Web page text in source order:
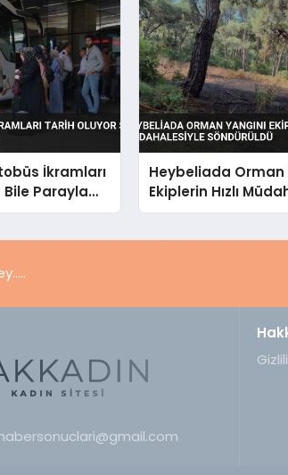
İkramları
Bile Parayla
Heybeliada Orman
Ekiplerin Hızlı
Söndürüldü